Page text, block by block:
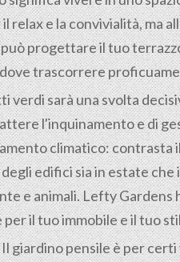
relax e la convivialità, ma
progettare il tuo
trascorrere
verdi sarà una svolta
l'inquinamento e di
climatico: contrasta
edifici sia in estate
e animali. Lefty
il tuo immobile e il tuo
Il giardino pensile è per